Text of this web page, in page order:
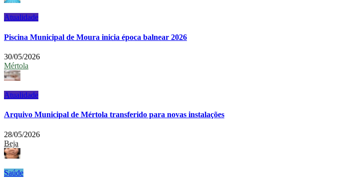
Atualidade
Piscina Municipal de Moura inicia época balnear 2026
30/05/2026
Mértola
Atualidade
Arquivo Municipal de Mértola transferido para novas instalações
28/05/2026
Beja
Saúde